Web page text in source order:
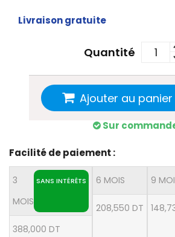
Livraison gratuite
Quantité
Ajouter au panier
Sur
Facilité de paiement :
3
MOIS
SANS INTÉRÊTS
388,000 DT
6 MOIS
208,550 DT
9